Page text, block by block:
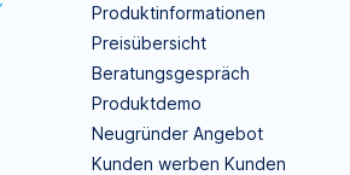
Produktinformationen
Preisübersicht
Beratungsgespräch
Produktdemo
Neugründer Angebot
Kunden werben Kunden